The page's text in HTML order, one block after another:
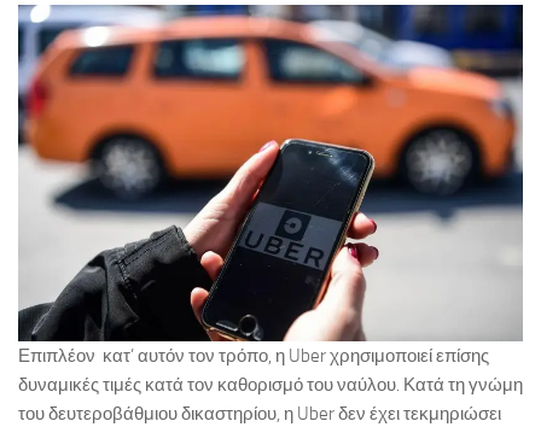
Επιπλέον κατ’ αυτόν τον τρόπο, η Uber χρησιμοποιεί επίσης
δυναμικές τιμές κατά τον καθορισμό του ναύλου. Κατά τη γνώμη
του δευτεροβάθμιου δικαστηρίου, η Uber δεν έχει τεκμηριώσει